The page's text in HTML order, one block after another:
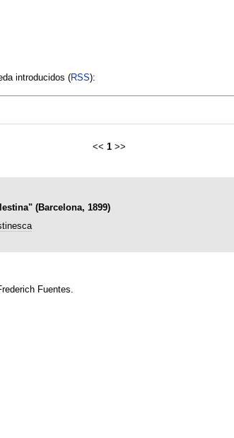
introducidos (RSS):
<< 1 >>
(Barcelona, 1899)
Fuentes.